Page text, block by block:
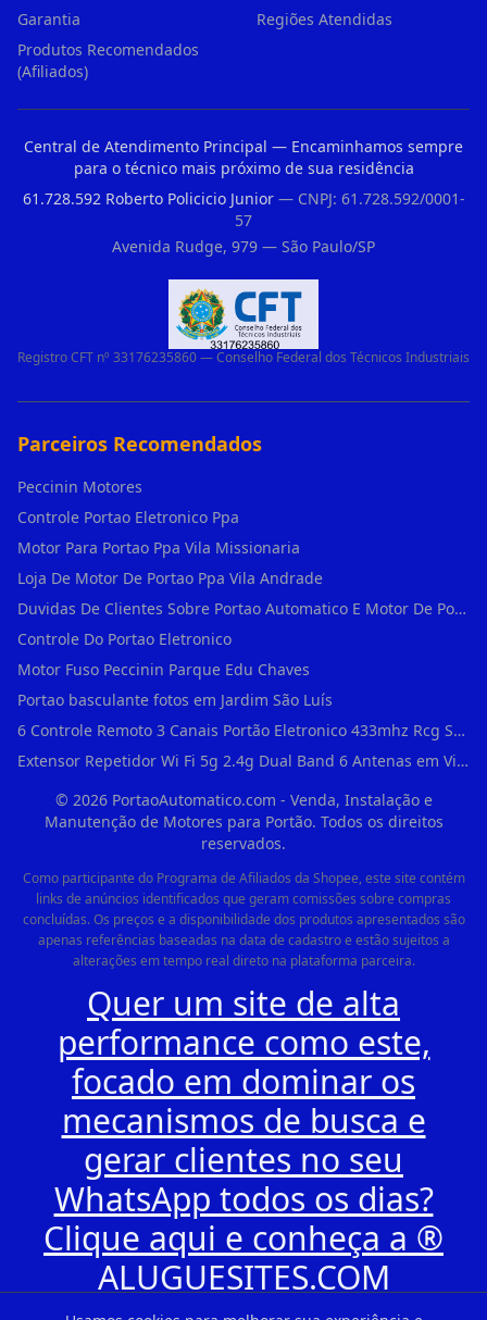
Garantia
Regiões Atendidas
Produtos Recomendados
(Afiliados)
Central de Atendimento Principal — Encaminhamos sempre
para o técnico mais próximo de sua residência
61.728.592 Roberto Policicio Junior— CNPJ: 61.728.592/0001-
57
Avenida Rudge, 979 — São Paulo/SP
Registro CFT nº 33176235860 — Conselho Federal dos Técnicos Industriais
Parceiros Recomendados
Peccinin Motores
Controle Portao Eletronico Ppa
Motor Para Portao Ppa Vila Missionaria
Loja De Motor De Portao Ppa Vila Andrade
Duvidas De Clientes Sobre Portao Automatico E Motor De Portao Motor Para Portao De Ferro
Controle Do Portao Eletronico
Motor Fuso Peccinin Parque Edu Chaves
Portao basculante fotos em Jardim São Luís
6 Controle Remoto 3 Canais Portão Eletronico 433mhz Rcg Seg Garen Ppa em Vila Clementino
Extensor Repetidor Wi Fi 5g 2.4g Dual Band 6 Antenas em Vila Sônia
© 2026PortaoAutomatico.com - Venda, Instalação e
Manutenção de Motores para Portão. Todos os direitos
reservados.
Como participante do Programa de Afiliados da Shopee, este site contém
links de anúncios identificados que geram comissões sobre compras
concluídas. Os preços e a disponibilidade dos produtos apresentados são
apenas referências baseadas na data de cadastro e estão sujeitos a
alterações em tempo real direto na plataforma parceira.
Quer um site de alta
performance como este,
focado em dominar os
mecanismos de busca e
gerar clientes no seu
WhatsApp todos os dias?
Clique aqui e conheça a ®
ALUGUESITES.COM